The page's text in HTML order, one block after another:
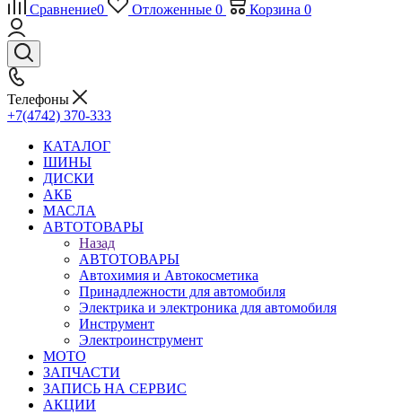
Сравнение0 Отложенные 0 Корзина 0
Телефоны
+7(4742) 370-333
КАТАЛОГ
ШИНЫ
ДИСКИ
АКБ
МАСЛА
АВТОТОВАРЫ
Назад
АВТОТОВАРЫ
Автохимия и Автокосметика
Принадлежности для автомобиля
Электрика и электроника для автомобиля
Инструмент
Электроинструмент
МОТО
ЗАПЧАСТИ
ЗАПИСЬ НА СЕРВИС
АКЦИИ